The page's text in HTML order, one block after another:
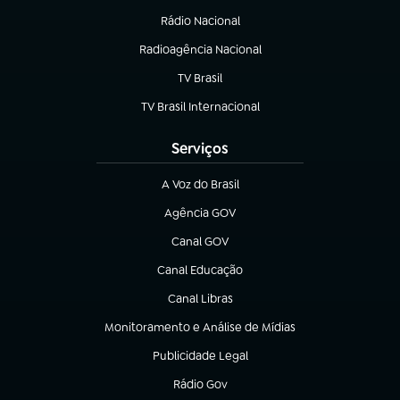
Rádio Nacional
Radioagência Nacional
(abre em nova aba)
TV Brasil
(abre em nova aba)
TV Brasil Internacional
(abre em nova aba)
Serviços
A Voz do Brasil
(abre em nova aba)
Agência GOV
(abre em nova aba)
Canal GOV
(abre em nova aba)
Canal Educação
(abre em nova aba)
Canal Libras
(abre em nova aba)
Monitoramento e Análise de Mídias
(abre em nova aba)
Publicidade Legal
(abre em nova aba)
Rádio Gov
(abre em nova aba)